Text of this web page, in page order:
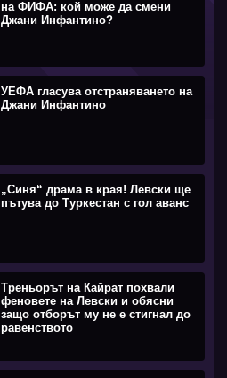
на ФИФА: кой може да смени
Джани Инфантино?
УЕФА гласува отстраняването на
Джани Инфантино
„Синя“ драма в края! Левски ще
пътува до Туркестан с гол аванс
Треньорът на Кайрат похвали
феновете на Левски и обясни
защо отборът му не е стигнал до
равенството